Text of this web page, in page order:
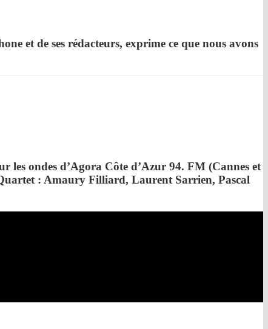
et de ses rédacteurs, exprime ce que nous avons
les ondes d’Agora Côte d’Azur 94. FM (Cannes et
: Amaury Filliard, Laurent Sarrien, Pascal